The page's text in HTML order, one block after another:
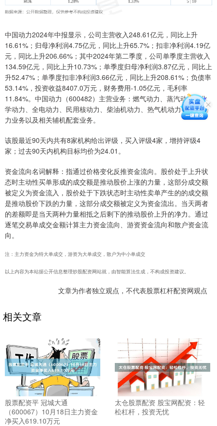
中国动力2024年中报显示，公司主营收入248.61亿元，同比上升
16.61%；归母净利润4.75亿元，同比上升65.7%；扣非净利润4.19亿
元，同比上升206.66%；其中2024年第二季度，公司单季度主营收入
134.59亿元，同比上升10.73%；单季度归母净利润3.87亿元，同比上
升52.47%；单季度扣非净利润3.66亿元，同比上升208.61%；负债率
53.14%，投资收益8407.0万元，财务费用-1.05亿元，毛利率
11.84%。中国动力（600482）主营业务：燃气动力、蒸汽动力、化
学动力、全电动力、民用核动力、柴油机动力、热气机动力等七大动
力业务以及相关辅机配套业务。
该股最近90天内共有8家机构给出评级，买入评级4家，增持评级4
家；过去90天内机构目标均价为24.01。
资金流向名词解释：指通过价格变化反推资金流向。股价处于上升状
态时主动性买单形成的成交额是推动股价上涨的力量，这部分成交额
被定义为资金流入，股价处于下跌状态时主动性卖单产生的的成交额
是推动股价下跌的力量，这部分成交额被定义为资金流出。当天两者
的差额即是当天两种力量相抵之后剩下的推动股价上升的净力。通过
逐笔交易单成交金额计算主力资金流向、游资资金流向和散户资金流
向。
注：主力资金为特大单成交，游资为大单成交，散户为中小单成交
以上内容为本站据公开信息整理炒股配资网站就，由智能算法生成，不构成投资建议。
文章为作者独立观点，不代表股票杠杆配资网观点
相关文章
股票配资平 冠城大通
（600067）10月18日主力资金
净买入619.10万元
太仓股票配资 股宝网配资：轻
松杠杆，投资无忧